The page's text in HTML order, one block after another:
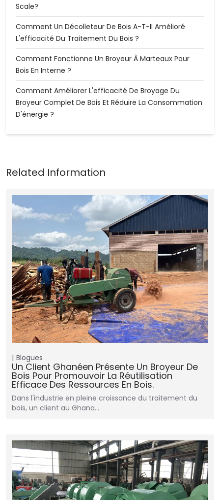
Scale?
Comment Un Décolleteur De Bois A-T-Il Amélioré
L'efficacité Du Traitement Du Bois ?
Comment Fonctionne Un Broyeur À Marteaux Pour
Bois En Interne ?
Comment Améliorer L'efficacité De Broyage Du
Broyeur Complet De Bois Et Réduire La Consommation
D'énergie ?
Blogues
Un Client Ghanéen Présente Un Broyeur De
Bois Pour Promouvoir La Réutilisation
Efficace Des Ressources En Bois.
Dans l'industrie en pleine croissance du traitement du
bois, un client au Ghana...